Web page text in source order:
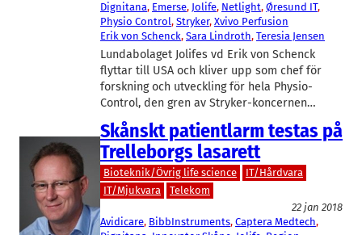
Dignitana, Emerse, Jolife, Netlight, Øresund IT
Physio Control, Stryker, Xvivo Perfusion
Erik von Schenck, Sara Lindroth, Teresia Jensen
Lundabolaget Jolifes vd Erik von Schenck
flyttar till USA och kliver upp som chef för
forskning och utveckling för hela Physio-
Control, den gren av Stryker-koncernen…
Skånskt patientlarm testas på
Trelleborgs lasarett
Bioteknik/Övrig life science
IT/Hårdvara
IT/Mjukvara
Telekom
22 jan 2018
Avidicare, BibbInstruments, Captera Medtech